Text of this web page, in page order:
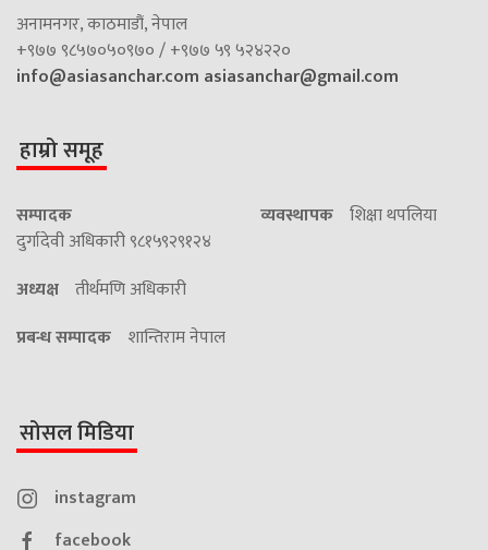
अनामनगर, काठमाडौं, नेपाल
+९७७ ९८५७०५०९७० / +९७७ ५९ ५२४२२०
info@asiasanchar.com asiasanchar@gmail.com
हाम्रो समूह
सम्पादक
दुर्गादेवी अधिकारी ९८१५९२९१२४
व्यवस्थापक शिक्षा थपलिया
अध्यक्ष तीर्थमणि अधिकारी
प्रबन्ध सम्पादक शान्तिराम नेपाल
सोसल मिडिया
instagram
facebook